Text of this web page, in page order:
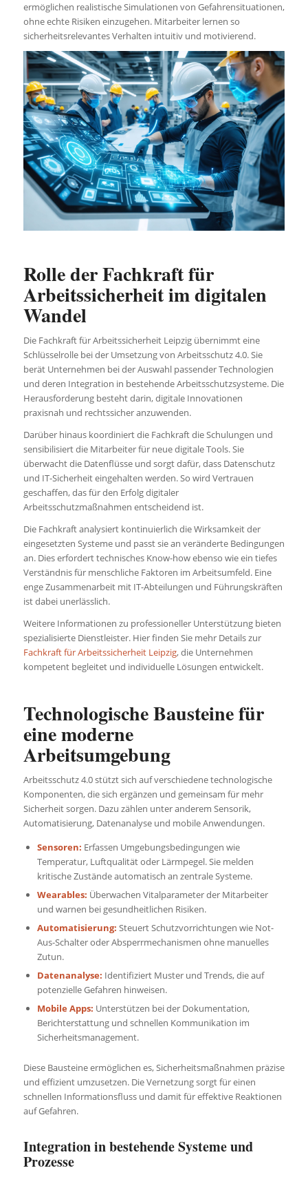
ermöglichen realistische Simulationen von Gefahrensituationen,
ohne echte Risiken einzugehen. Mitarbeiter lernen so
sicherheitsrelevantes Verhalten intuitiv und motivierend.
Rolle der Fachkraft für
Arbeitssicherheit im digitalen
Wandel
Die Fachkraft für Arbeitssicherheit Leipzig übernimmt eine
Schlüsselrolle bei der Umsetzung von Arbeitsschutz 4.0. Sie
berät Unternehmen bei der Auswahl passender Technologien
und deren Integration in bestehende Arbeitsschutzsysteme. Die
Herausforderung besteht darin, digitale Innovationen
praxisnah und rechtssicher anzuwenden.
Darüber hinaus koordiniert die Fachkraft die Schulungen und
sensibilisiert die Mitarbeiter für neue digitale Tools. Sie
überwacht die Datenflüsse und sorgt dafür, dass Datenschutz
und IT-Sicherheit eingehalten werden. So wird Vertrauen
geschaffen, das für den Erfolg digitaler
Arbeitsschutzmaßnahmen entscheidend ist.
Die Fachkraft analysiert kontinuierlich die Wirksamkeit der
eingesetzten Systeme und passt sie an veränderte Bedingungen
an. Dies erfordert technisches Know-how ebenso wie ein tiefes
Verständnis für menschliche Faktoren im Arbeitsumfeld. Eine
enge Zusammenarbeit mit IT-Abteilungen und Führungskräften
ist dabei unerlässlich.
Weitere Informationen zu professioneller Unterstützung bieten
spezialisierte Dienstleister. Hier finden Sie mehr Details zur
Fachkraft für Arbeitssicherheit Leipzig, die Unternehmen
kompetent begleitet und individuelle Lösungen entwickelt.
Technologische Bausteine für
eine moderne
Arbeitsumgebung
Arbeitsschutz 4.0 stützt sich auf verschiedene technologische
Komponenten, die sich ergänzen und gemeinsam für mehr
Sicherheit sorgen. Dazu zählen unter anderem Sensorik,
Automatisierung, Datenanalyse und mobile Anwendungen.
Sensoren: Erfassen Umgebungsbedingungen wie
Temperatur, Luftqualität oder Lärmpegel. Sie melden
kritische Zustände automatisch an zentrale Systeme.
Wearables: Überwachen Vitalparameter der Mitarbeiter
und warnen bei gesundheitlichen Risiken.
Automatisierung: Steuert Schutzvorrichtungen wie Not-
Aus-Schalter oder Absperrmechanismen ohne manuelles
Zutun.
Datenanalyse: Identifiziert Muster und Trends, die auf
potenzielle Gefahren hinweisen.
Mobile Apps: Unterstützen bei der Dokumentation,
Berichterstattung und schnellen Kommunikation im
Sicherheitsmanagement.
Diese Bausteine ermöglichen es, Sicherheitsmaßnahmen präzise
und effizient umzusetzen. Die Vernetzung sorgt für einen
schnellen Informationsfluss und damit für effektive Reaktionen
auf Gefahren.
Integration in bestehende Systeme und
Prozesse